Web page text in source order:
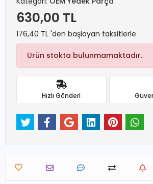
630,00 TL
176,40 TL 'den başlayan taksitlerle
Ürün stokta bulunmamaktadır.
Hızlı Gönderi